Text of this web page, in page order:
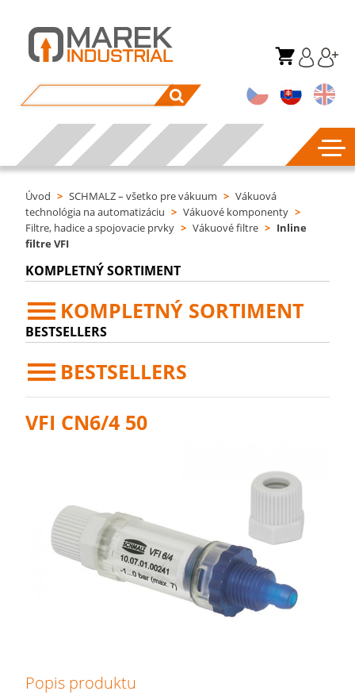
Úvod > SCHMALZ – všetko pre vákuum > Vákuová
technológia na automatizáciu > Vákuové komponenty >
Filtre, hadice a spojovacie prvky > Vákuové filtre > Inline
filtre VFI
KOMPLETNÝ SORTIMENT
KOMPLETNÝ SORTIMENT
BESTSELLERS
BESTSELLERS
VFI CN6/4 50
Popis produktu